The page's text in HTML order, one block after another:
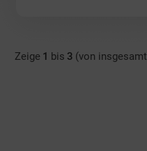
Zeige 1 bis 3 (von insgesamt